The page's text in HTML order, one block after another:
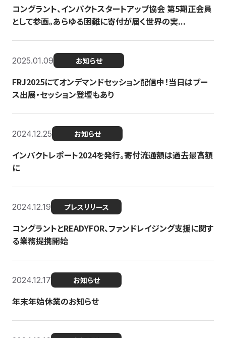
コングラント、インパクトスタートアップ協会 第5期正会員
として参画。あらゆる困難に寄付が届く世界の実...
2025.01.09 お知らせ
FRJ2025にてオンデマンドセッション配信中！当日はブー
ス出展・セッション登壇もあり
2024.12.25 お知らせ
インパクトレポート2024を発行。寄付流通額は過去最高額
に
2024.12.19 プレスリリース
コングラントとREADYFOR、ファンドレイジング支援に関す
る業務提携開始
2024.12.17 お知らせ
年末年始休業のお知らせ